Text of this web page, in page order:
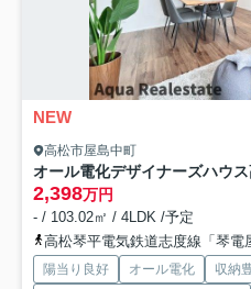
NEW
高松市屋島中町
2,398万円
- / 103.02㎡ / 4LDK /予定
高松琴平電気鉄道志度線「琴電
陽当り良好 オール電化 収納